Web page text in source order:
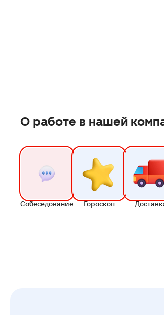
О работе в нашей
Собеседование Гороскоп